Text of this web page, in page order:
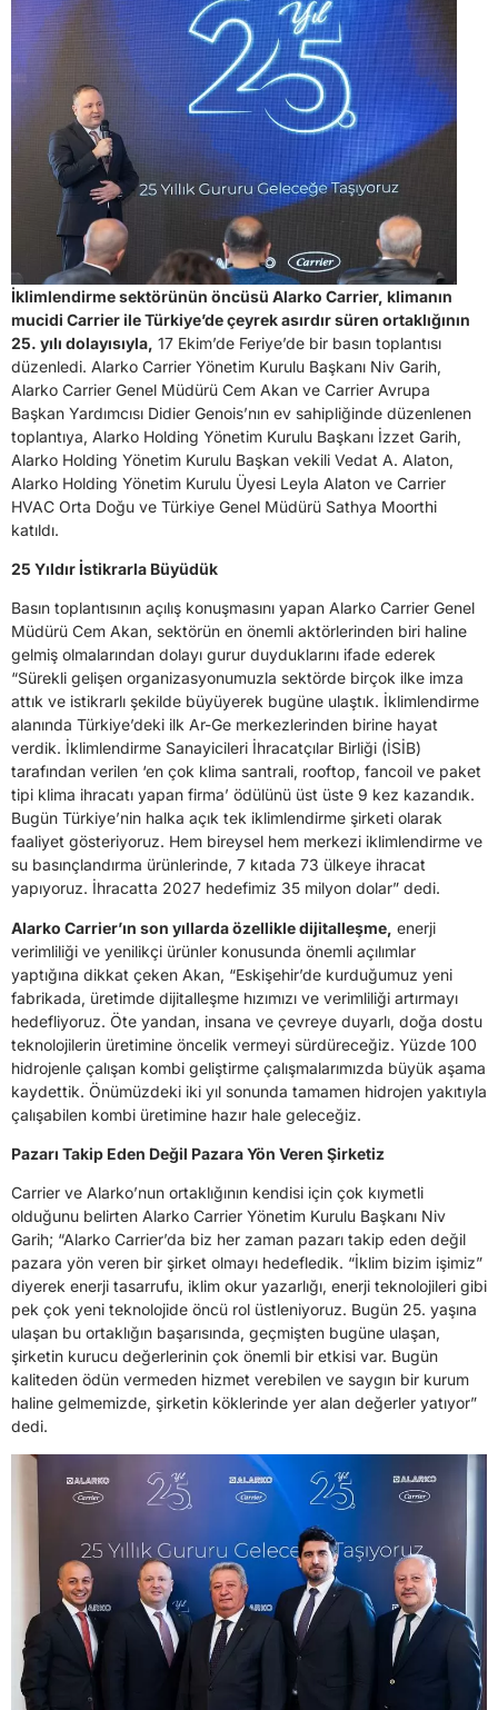
İklimlendirme sektörünün öncüsü Alarko Carrier, klimanın
mucidi Carrier ile Türkiye’de çeyrek asırdır süren ortaklığının
25. yılı dolayısıyla, 17 Ekim’de Feriye’de bir basın toplantısı
düzenledi. Alarko Carrier Yönetim Kurulu Başkanı Niv Garih,
Alarko Carrier Genel Müdürü Cem Akan ve Carrier Avrupa
Başkan Yardımcısı Didier Genois’nın ev sahipliğinde düzenlenen
toplantıya, Alarko Holding Yönetim Kurulu Başkanı İzzet Garih,
Alarko Holding Yönetim Kurulu Başkan vekili Vedat A. Alaton,
Alarko Holding Yönetim Kurulu Üyesi Leyla Alaton ve Carrier
HVAC Orta Doğu ve Türkiye Genel Müdürü Sathya Moorthi
katıldı.
25 Yıldır İstikrarla Büyüdük
Basın toplantısının açılış konuşmasını yapan Alarko Carrier Genel
Müdürü Cem Akan, sektörün en önemli aktörlerinden biri haline
gelmiş olmalarından dolayı gurur duyduklarını ifade ederek
“Sürekli gelişen organizasyonumuzla sektörde birçok ilke imza
attık ve istikrarlı şekilde büyüyerek bugüne ulaştık. İklimlendirme
alanında Türkiye’deki ilk Ar-Ge merkezlerinden birine hayat
verdik. İklimlendirme Sanayicileri İhracatçılar Birliği (İSİB)
tarafından verilen ‘en çok klima santrali, rooftop, fancoil ve paket
tipi klima ihracatı yapan firma’ ödülünü üst üste 9 kez kazandık.
Bugün Türkiye’nin halka açık tek iklimlendirme şirketi olarak
faaliyet gösteriyoruz. Hem bireysel hem merkezi iklimlendirme ve
su basınçlandırma ürünlerinde, 7 kıtada 73 ülkeye ihracat
yapıyoruz. İhracatta 2027 hedefimiz 35 milyon dolar” dedi.
Alarko Carrier’ın son yıllarda özellikle dijitalleşme, enerji
verimliliği ve yenilikçi ürünler konusunda önemli açılımlar
yaptığına dikkat çeken Akan, “Eskişehir’de kurduğumuz yeni
fabrikada, üretimde dijitalleşme hızımızı ve verimliliği artırmayı
hedefliyoruz. Öte yandan, insana ve çevreye duyarlı, doğa dostu
teknolojilerin üretimine öncelik vermeyi sürdüreceğiz. Yüzde 100
hidrojenle çalışan kombi geliştirme çalışmalarımızda büyük aşama
kaydettik. Önümüzdeki iki yıl sonunda tamamen hidrojen yakıtıyla
çalışabilen kombi üretimine hazır hale geleceğiz.
Pazarı Takip Eden Değil Pazara Yön Veren Şirketiz
Carrier ve Alarko’nun ortaklığının kendisi için çok kıymetli
olduğunu belirten Alarko Carrier Yönetim Kurulu Başkanı Niv
Garih; “Alarko Carrier’da biz her zaman pazarı takip eden değil
pazara yön veren bir şirket olmayı hedefledik. “İklim bizim işimiz”
diyerek enerji tasarrufu, iklim okur yazarlığı, enerji teknolojileri gibi
pek çok yeni teknolojide öncü rol üstleniyoruz. Bugün 25. yaşına
ulaşan bu ortaklığın başarısında, geçmişten bugüne ulaşan,
şirketin kurucu değerlerinin çok önemli bir etkisi var. Bugün
kaliteden ödün vermeden hizmet verebilen ve saygın bir kurum
haline gelmemizde, şirketin köklerinde yer alan değerler yatıyor”
dedi.